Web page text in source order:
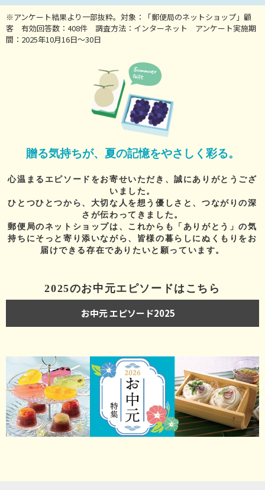
※アンケート結果より一部抜粋。対象：「郵便局のネットショップ」顧
客 有効回答数：408件 調査方法：インターネット アンケート実施期
間：2025年10月16日～30日
贈る気持ちが、夏の記憶をやさしく彩る。
心温まるエピソードをお寄せいただき、誠にありがとうござ
いました。
ひとつひとつから、大切な人を想う優しさと、つながりの深
さが伝わってきました。
郵便局のネットショップは、これからも「ありがとう」の気
持ちにそっと寄り添いながら、皆様の暮らしにぬくもりをお
届けできる存在でありたいと願っています。
2025のお中元エピソードはこちら
お中元 エピソード2025